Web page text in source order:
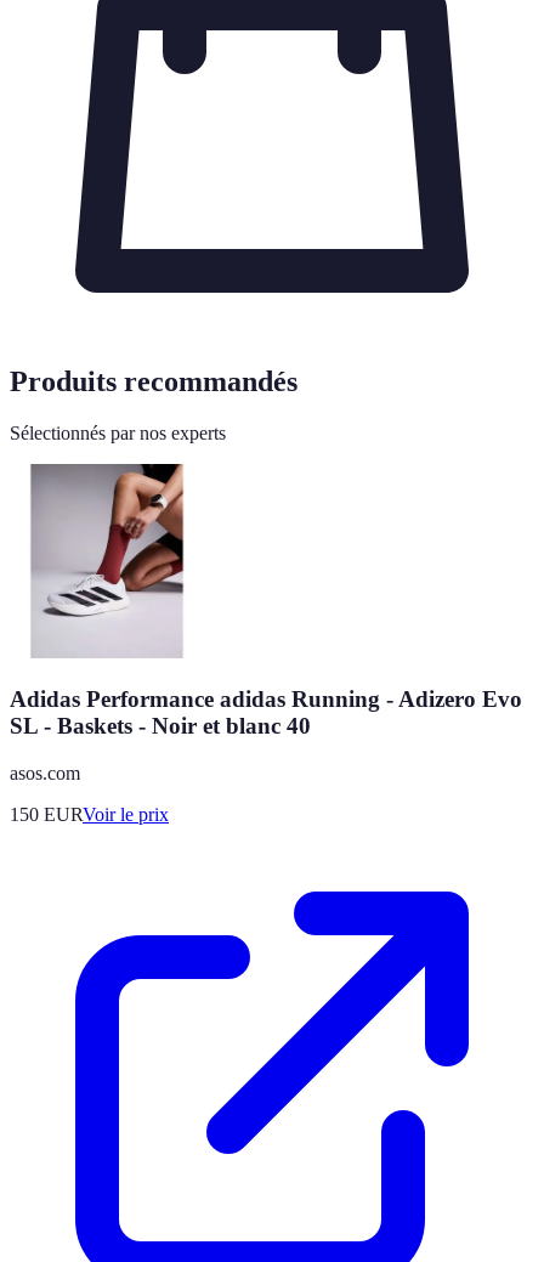
Produits recommandés
Sélectionnés par nos experts
Adidas Performance adidas Running - Adizero Evo
SL - Baskets - Noir et blanc 40
asos.com
150 EURVoir le prix